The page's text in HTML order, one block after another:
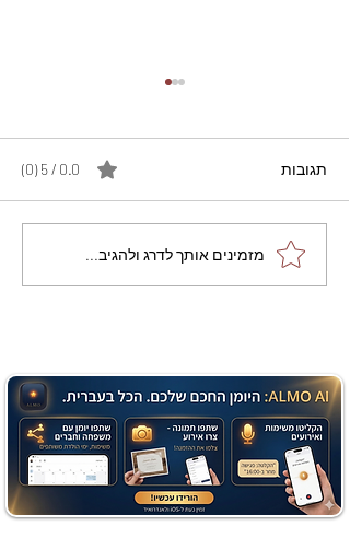
מתכון מנצח עוגת מייפל
שוקולד בחושה וקלה - זיוה
תגובות 0.0 / 5 ‏(0)
מזמינים אותך לדרג ולהגיב...